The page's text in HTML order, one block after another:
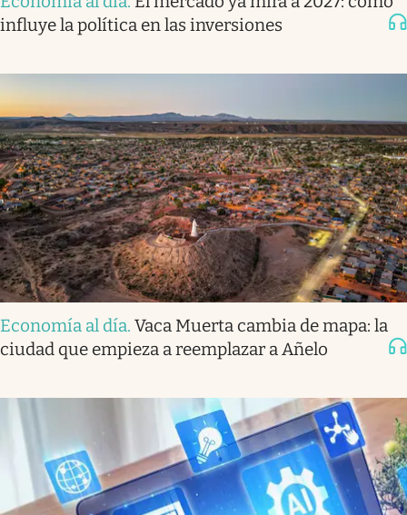
influye la política en las inversiones
Economía al día. Vaca Muerta cambia de mapa: la
ciudad que empieza a reemplazar a Añelo